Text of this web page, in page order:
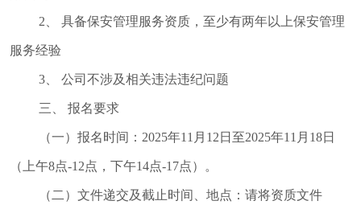
社区矫正
格考试
2、 具备保安管理服务资质，至少有两年以上保安管理
服务经验
3、 公司不涉及相关违法违纪问题
三、 报名要求
（一）报名时间：2025年1 1 月 12 日至2025年1 1 月18日
（ 上午8点-12点，下午14点-17点）。
（二）文件递交及截止时间、地点：请将资质文件